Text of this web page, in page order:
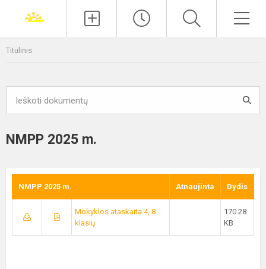
Titulinis
NMPP 2025 m.
NMPP 2025 m. Atnaujinta Dydis
Mokyklos ataskaita 4, 8
klasių
170.28
KB